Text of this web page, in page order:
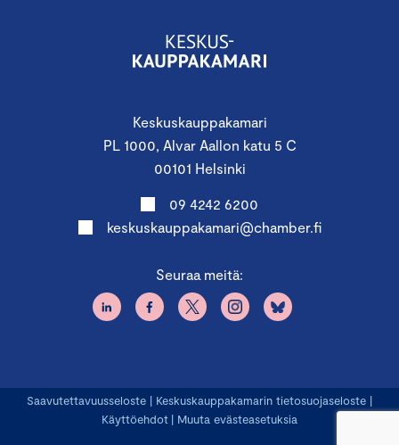
Keskuskauppakamari
PL 1000, Alvar Aallon katu 5 C
00101 Helsinki
09 4242 6200
keskuskauppakamari@chamber.fi
Seuraa meitä:
Saavutettavuusseloste | Keskuskauppakamarin tietosuojaseloste |
Käyttöehdot | Muuta evästeasetuksia